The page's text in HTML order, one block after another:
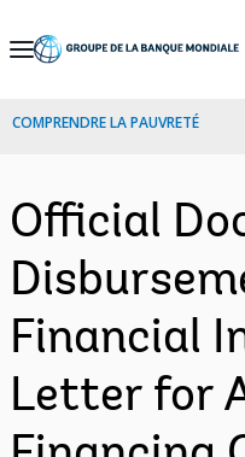
Skip
Navigation
COMPRENDRE LA PAUVRETÉ
Official
Financial
Letter for